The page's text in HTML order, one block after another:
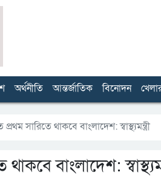
অর্থনীতি আন্তর্জাতিক বিনোদন
সারিতে থাকবে বাংলাদেশ: স্বাস্থ্যমন্ত্রী
বাংলাদেশ: